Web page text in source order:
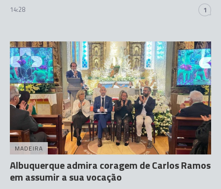
14:28 1
MADEIRA
Albuquerque admira coragem de Carlos Ramos
em assumir a sua vocação